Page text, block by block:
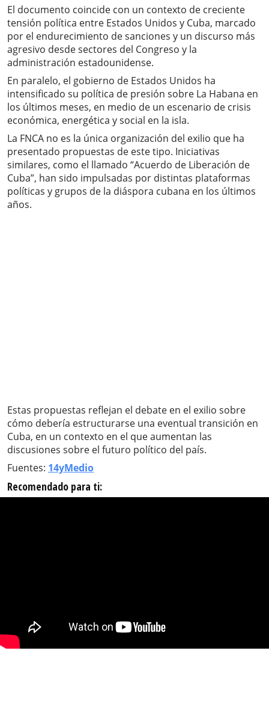
El documento coincide con un contexto de creciente
tensión política entre Estados Unidos y Cuba, marcado
por el endurecimiento de sanciones y un discurso más
agresivo desde sectores del Congreso y la
administración estadounidense.
En paralelo, el gobierno de Estados Unidos ha
intensificado su política de presión sobre La Habana en
los últimos meses, en medio de un escenario de crisis
económica, energética y social en la isla.
La FNCA no es la única organización del exilio que ha
presentado propuestas de este tipo. Iniciativas
similares, como el llamado “Acuerdo de Liberación de
Cuba”, han sido impulsadas por distintas plataformas
políticas y grupos de la diáspora cubana en los últimos
años.
Estas propuestas reflejan el debate en el exilio sobre
cómo debería estructurarse una eventual transición en
Cuba, en un contexto en el que aumentan las
discusiones sobre el futuro político del país.
Fuentes: 14yMedio
Recomendado para ti: